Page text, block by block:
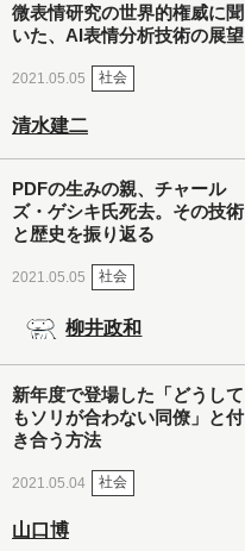
微表情研究の世界的権威に聞
いた、AI表情分析技術の展望
2021.05.05 社会
清水建二
PDFの生みの親、チャール
ズ・ゲシキ氏死去。その技術
と歴史を振り返る
2021.05.05 社会
柳井政和
新年度で登場した「どうして
もソリが合わない同僚」と付
き合う方法
2021.05.04 社会
山口博